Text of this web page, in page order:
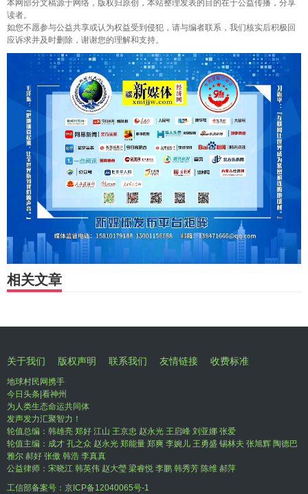
本网部分文稿源于网络，版权归原创，本站整理发表的目的在于公益传播，分享
读者。
如您不愿参与公益共享或认为权益受到侵犯，请与编者联系，我们核实后积极回
应诉求并及时删除，谢谢您的理解和支持。
相关文章
关于我们 版权声明 联系我们 友情链接 收费标准
地球村民网携手
今日头条|看神州
为人类生态命运共同体
发声发力汇聚智力！
轮值总编：韩雄亮 郑好 江山 王京忠 赵永光 王启峰 刘亚娜 张爱
轮值主编：成才 孔之众 赵永光 郑能量 郑爽 李婉儿 王勇盛 锡林夫 张旭辉 陶德巴
雅尔 郝好 张傲 韩浩 李真真
公益律师：宋晓江 韩英伟 赵大瑩 梁睿悦 李鹏 韩秀芳 陈维 郝萍
工信部备案号： 京ICP备12040065号-1